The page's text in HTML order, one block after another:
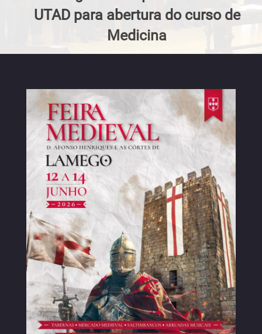
UTAD para abertura do curso de
Medicina